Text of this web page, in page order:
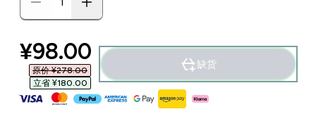
discounted price
¥98.00‎
原价 ¥278.00‎
立省 ¥180.00‎
缺货